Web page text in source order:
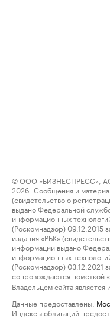
© ООО «БИЗНЕСПРЕСС»,
2026. Сообщения и
(свидетельство о
выдано Федеральной
информационных
(Роскомнадзор)
издания «РБК»
информации выдано
информационных
(Роскомнадзор)
сопровождаются пометкой
Владельцем сайта является
Данные предоставлены:
Индексы облигаций